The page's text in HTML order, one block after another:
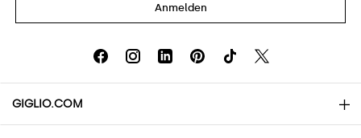
Anmelden
GIGLIO.COM